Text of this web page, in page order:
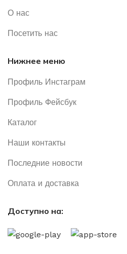
О нас
Посетить нас
Нижнее меню
Профиль Инстаграм
Профиль Фейсбук
Каталог
Наши контакты
Последние новости
Оплата и доставка
Доступно на: